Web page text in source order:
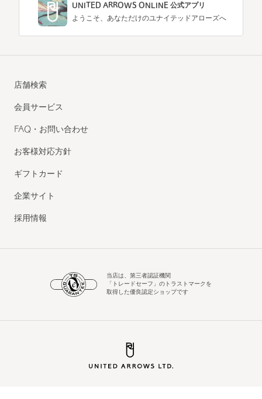
UNITED ARROWS ONLINE 公式アプリ
ようこそ、あなただけのユナイテッドアローズへ
店舗検索
会員サービス
FAQ・お問い合わせ
お客様対応方針
ギフトカード
企業サイト
採用情報
当店は、第三者認証機関
「トレードセーフ」のトラストマークを
取得した優良認定ショップです